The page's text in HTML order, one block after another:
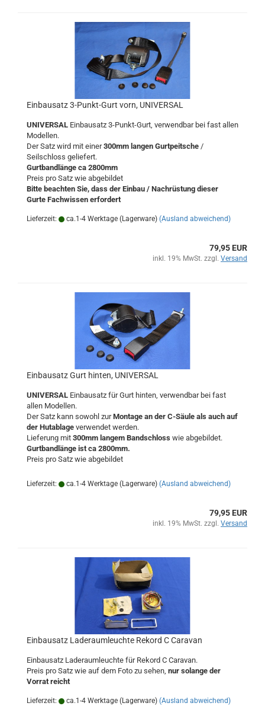
Einbausatz 3-Punkt-Gurt vorn, UNIVERSAL
UNIVERSAL Einbausatz 3-Punkt-Gurt, verwendbar bei fast allen
Modellen.
Der Satz wird mit einer300mm langen Gurtpeitsche /
Seilschloss geliefert.
Gurtbandlänge ca 2800mm
Preis pro Satz wie abgebildet
Bitte beachten Sie, dass der Einbau / Nachrüstung dieser
Gurte Fachwissen erfordert
Lieferzeit: ca.1-4 Werktage (Lagerware) (Ausland abweichend)
79,95 EUR
inkl. 19% MwSt. zzgl. Versand
Einbausatz Gurt hinten, UNIVERSAL
UNIVERSAL Einbausatz für Gurt hinten, verwendbar bei fast
allen Modellen.
Der Satz kann sowohl zurMontage an der C-Säule als auch auf
der Hutablage verwendet werden.
Lieferung mit 300mm langem Bandschloss wie abgebildet.
Gurtbandlänge ist ca 2800mm.
Preis pro Satz wie abgebildet
Lieferzeit: ca.1-4 Werktage (Lagerware) (Ausland abweichend)
79,95 EUR
inkl. 19% MwSt. zzgl. Versand
Einbausatz Laderaumleuchte Rekord C Caravan
Einbausatz Laderaumleuchte für Rekord C Caravan.
Preis pro Satz wie auf dem Foto zu sehen, nur solange der
Vorrat reicht
Lieferzeit: ca.1-4 Werktage (Lagerware) (Ausland abweichend)